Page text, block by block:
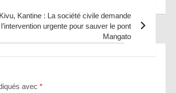
Kantine : La société civile demande
l’intervention urgente pour sauver le pont
Mangato
avec *